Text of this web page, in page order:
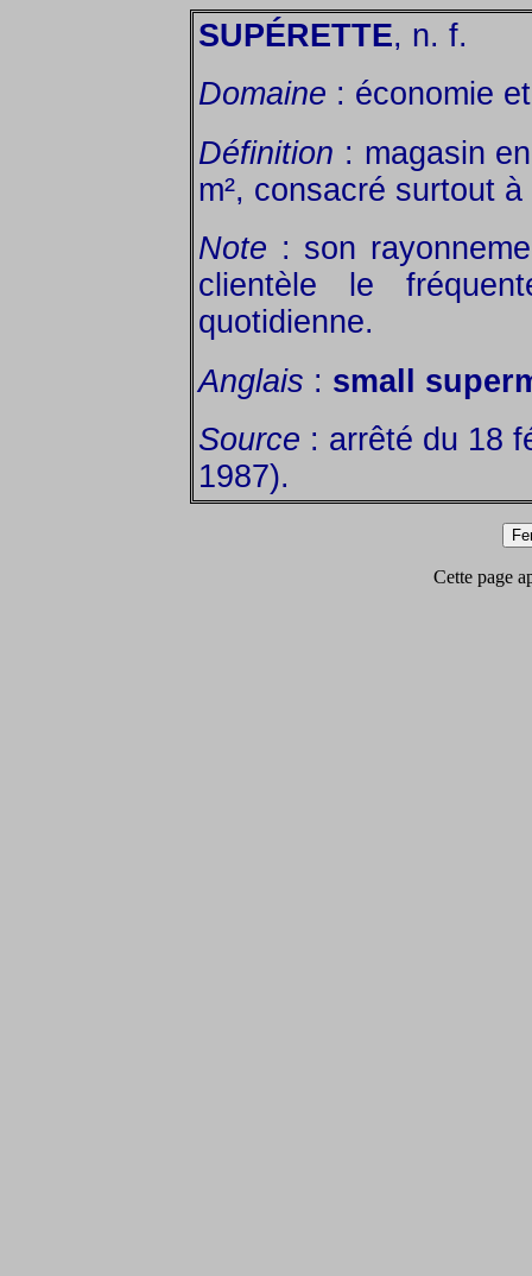
SUPÉRETTE, n. f.
Domaine : économie
Définition : magasin
m², consacré surtout
Note : son
clientèle le
quotidienne.
Anglais : small
Source : arrêté du 18
1987).
Cette page